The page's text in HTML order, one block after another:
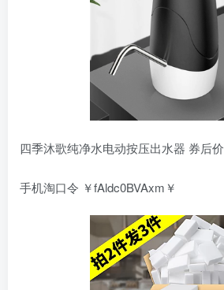
四季沐歌纯净水电动按压出水器 券后价
手机淘口令 ￥fAldc0BVAxm￥